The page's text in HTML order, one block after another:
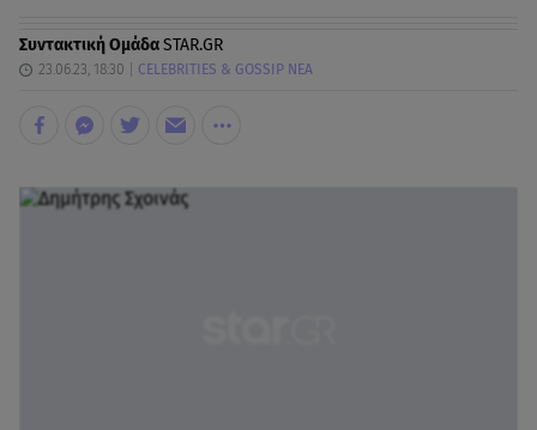
Συντακτική ΟμάδαSTAR.GR
23.06.23, 18:30 CELEBRITIES & GOSSIP ΝΕΑ